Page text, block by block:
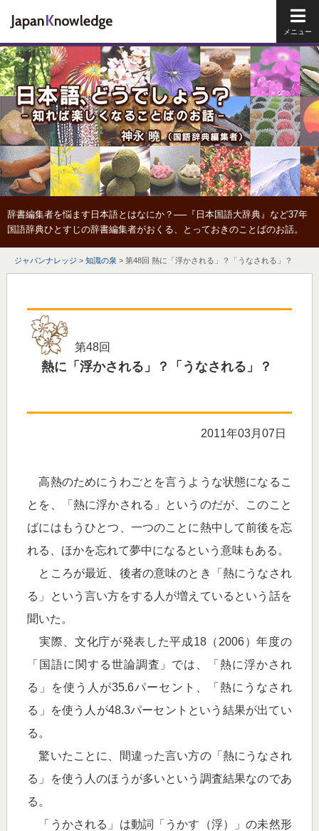
辞書編集者を悩ます日本語とはなにか？──『日本国語大辞典』など37年
国語辞典ひとすじの辞書編集者がおくる、とっておきのことばのお話。
ジャパンナレッジ > 知識の泉 > 第48回 熱に「浮かされる」？「うなされる」？
第48回
熱に「浮かされる」？「うなされる」？
2011年03月07日
高熱のためにうわごとを言うような状態になるこ
とを、「熱に浮かされる」というのだが、このこと
ばにはもうひとつ、一つのことに熱中して前後を忘
れる、ほかを忘れて夢中になるという意味もある。
ところが最近、後者の意味のとき「熱にうなされ
る」という言い方をする人が増えているという話を
聞いた。
実際、文化庁が発表した平成18（2006）年度の
「国語に関する世論調査」では、「熱に浮かされ
る」を使う人が35.6パーセント、「熱にうなされ
る」を使う人が48.3パーセントという結果が出てい
る。
驚いたことに、間違った言い方の「熱にうなされ
る」を使う人のほうが多いという調査結果なのであ
る。
「うかされる」は動詞「うかす（浮）」の未然形